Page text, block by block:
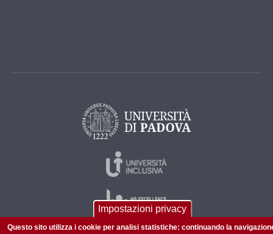
Impostazioni privacy
Questo sito utilizza i cookie per analisi statistiche: continuando la